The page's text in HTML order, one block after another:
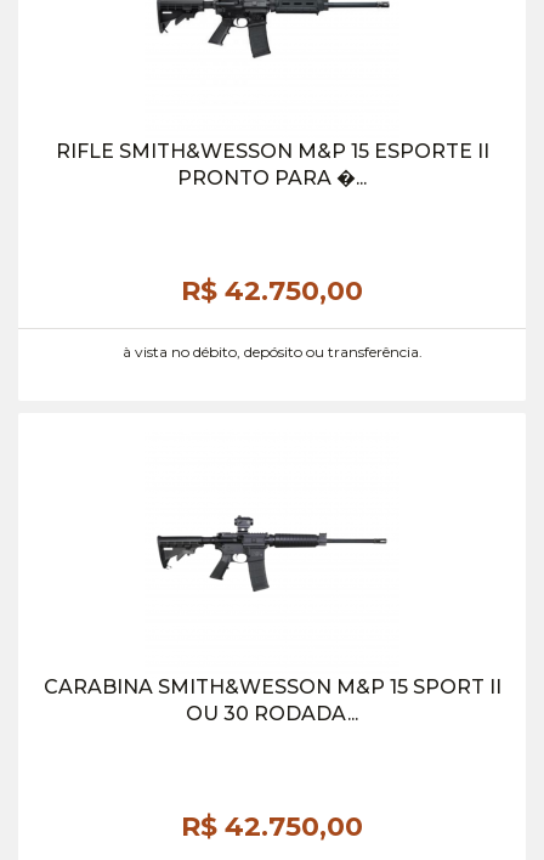
RIFLE SMITH&WESSON M&P 15 ESPORTE II
PRONTO PARA �...
R$ 42.750,00
à vista no débito, depósito ou transferência.
CARABINA SMITH&WESSON M&P 15 SPORT II
OU 30 RODADA...
R$ 42.750,00